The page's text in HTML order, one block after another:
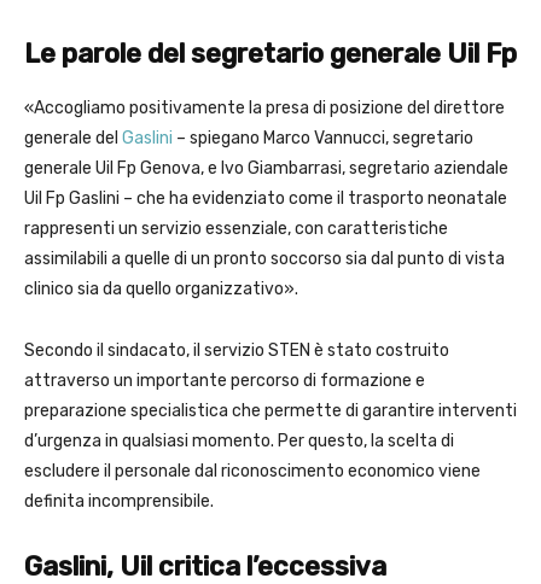
Le parole del segretario generale Uil Fp
«Accogliamo positivamente la presa di posizione del direttore
generale del Gaslini – spiegano Marco Vannucci, segretario
generale Uil Fp Genova, e Ivo Giambarrasi, segretario aziendale
Uil Fp Gaslini – che ha evidenziato come il trasporto neonatale
rappresenti un servizio essenziale, con caratteristiche
assimilabili a quelle di un pronto soccorso sia dal punto di vista
clinico sia da quello organizzativo».
Secondo il sindacato, il servizio STEN è stato costruito
attraverso un importante percorso di formazione e
preparazione specialistica che permette di garantire interventi
d’urgenza in qualsiasi momento. Per questo, la scelta di
escludere il personale dal riconoscimento economico viene
definita incomprensibile.
Gaslini, Uil critica l’eccessiva